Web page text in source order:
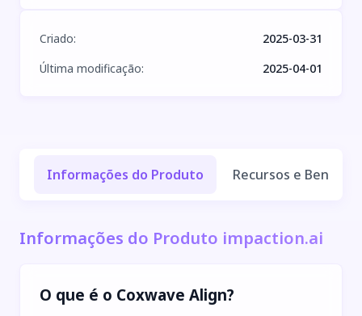
Criado:
2025-03-31
Última modificação: 2025-04-01
Informações do Produto Recursos e
Informações do Produto impaction.ai
O que é o Coxwave Align?